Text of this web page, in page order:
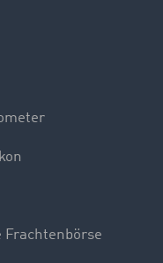
Frachtenbörse